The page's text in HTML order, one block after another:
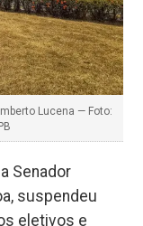
Lucena — Foto:
Senador
suspendeu
eletivos e